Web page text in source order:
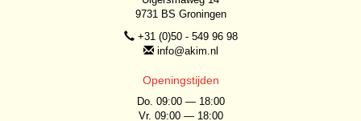
9731 BS Groningen
+31 (0)50 - 549 96 98
info@akim.nl
Openingstijden
Do. 09:00 — 18:00
Vr. 09:00 — 18:00